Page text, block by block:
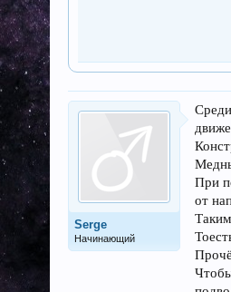
Serge
Начинающий
При
от